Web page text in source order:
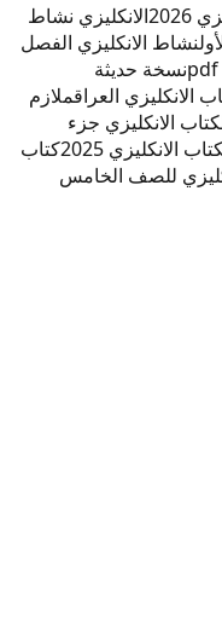
الانكليزي نشاط
نشاط الانكليزي الفصل
نسخة حديثة
الانكليزي العراقملازم
كتاب الانكليزي جزء
الانكليزي 2025
كتاب
للصف الخامس